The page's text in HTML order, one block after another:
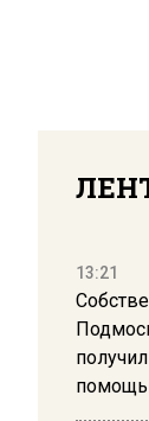
13:21